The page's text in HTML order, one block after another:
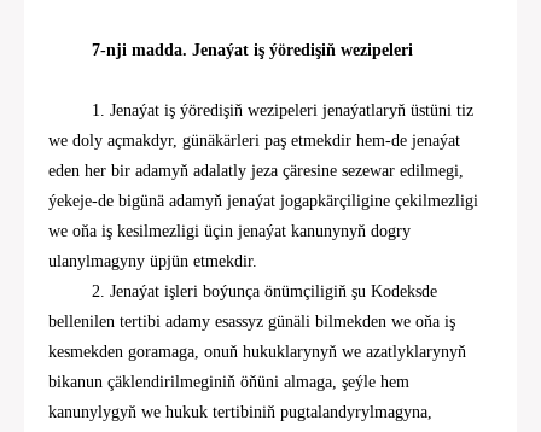
7-nji madda. Jenaýat iş ýöredişiň wezipeleri
1. Jenaýat iş ýöredişiň wezipeleri jenaýatlaryň üstüni tiz
we doly açmakdyr, günäkärleri paş etmekdir hem-de jenaýat
eden her bir adamyň adalatly jeza çäresine sezewar edilmegi,
ýekeje-de bigünä adamyň jenaýat jogapkärçiligine çekilmezligi
we oňa iş kesilmezligi üçin jenaýat kanunynyň dogry
ulanylmagyny üpjün etmekdir.
2. Jenaýat işleri boýunça önümçiligiň şu Kodeksde
bellenilen tertibi adamy esassyz günäli bilmekden we oňa iş
kesmekden goramaga, onuň hukuklarynyň we azatlyklarynyň
bikanun çäklendirilmeginiň öňüni almaga, şeýle hem
kanunylygyň we hukuk tertibiniň pugtalandyrylmagyna,